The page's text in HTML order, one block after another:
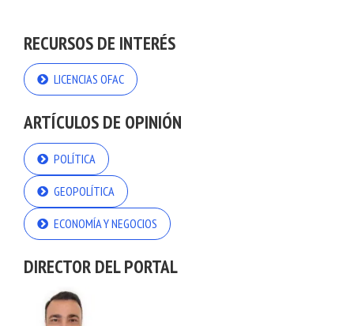
RECURSOS DE INTERÉS
LICENCIAS OFAC
ARTÍCULOS DE OPINIÓN
POLÍTICA
GEOPOLÍTICA
ECONOMÍA Y NEGOCIOS
DIRECTOR DEL PORTAL